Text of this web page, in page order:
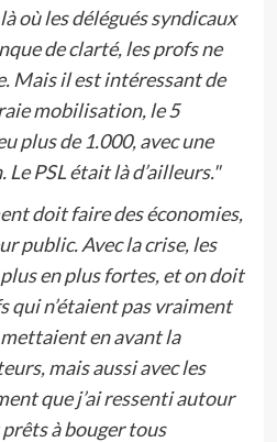
où les délégués syndicaux
de clarté, les profs ne
Mais il est intéressant de
mobilisation, le 5
plus de 1.000, avec une
PSL était là d’ailleurs."
doit faire des économies,
public. Avec la crise, les
en plus fortes, et on doit
qui n’étaient pas vraiment
en avant la
mais aussi avec les
que j’ai ressenti autour
prêts à bouger tous